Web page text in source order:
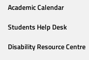
Academic Calendar
Students Help Desk
Disability Resource Centre